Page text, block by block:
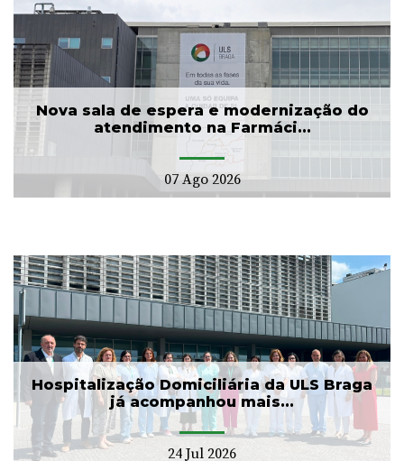
Nova sala de espera e modernização do
atendimento na Farmáci...
07 Ago 2026
Hospitalização Domiciliária da ULS Braga
já acompanhou mais...
24 Jul 2026